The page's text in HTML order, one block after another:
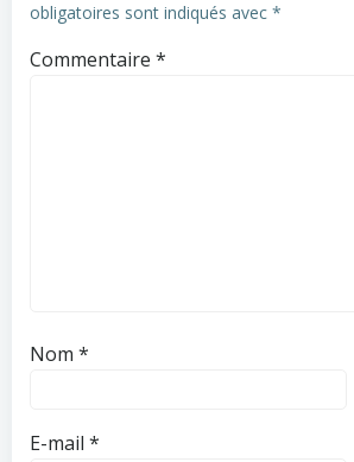
obligatoires sont indiqués avec *
Commentaire *
Nom *
E-mail *